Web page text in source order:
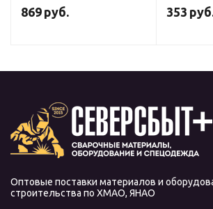
869 руб.
(красный)
353
Оптовые поставки материалов и
строительства по ХМАО, ЯНАО